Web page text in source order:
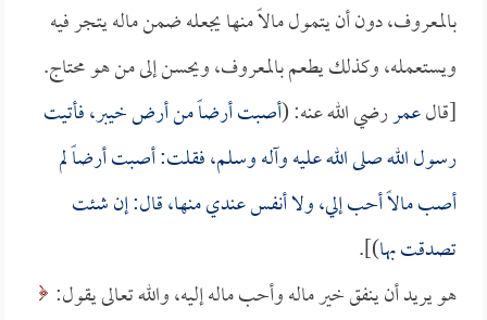
بالمعروف، دون أن يتمول مالاً منها يجعله ضمن ماله يتجر فيه
ويستعمله، وكذلك يطعم بالمعروف، ويحسن إلى من هو محتاج.
[قالعمررضي الله عنه: (أصبت أرضاً من أرض خيبر، فأتيت
رسول الله صلى الله عليه وآله وسلم، فقلت: أصبت أرضاً لم
أصب مالاً أحب إلي، ولا أنفس عندي منها، قال: إن شئت
تصدقت بها)].
هو يريد أن ينفق خير ماله وأحب ماله إليه، والله تعالى يقول: